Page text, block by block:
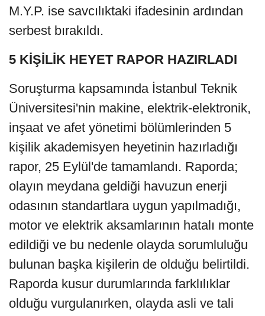
M.Y.P. ise savcılıktaki ifadesinin ardından
serbest bırakıldı.
5 KİŞİLİK HEYET RAPOR HAZIRLADI
Soruşturma kapsamında İstanbul Teknik
Üniversitesi'nin makine, elektrik-elektronik,
inşaat ve afet yönetimi bölümlerinden 5
kişilik akademisyen heyetinin hazırladığı
rapor, 25 Eylül'de tamamlandı. Raporda;
olayın meydana geldiği havuzun enerji
odasının standartlara uygun yapılmadığı,
motor ve elektrik aksamlarının hatalı monte
edildiği ve bu nedenle olayda sorumluluğu
bulunan başka kişilerin de olduğu belirtildi.
Raporda kusur durumlarında farklılıklar
olduğu vurgulanırken, olayda asli ve tali